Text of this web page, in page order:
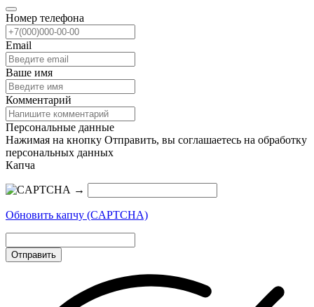
Номер телефона
Email
Ваше имя
Комментарий
Персональные данные
Нажимая на кнопку Отправить, вы соглашаетесь на обработку
персональных данных
Капча
→
Обновить капчу (CAPTCHA)
Отправить